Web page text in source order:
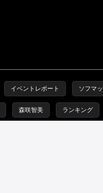
イベントレポート ソフマ
森咲智美 ランキング